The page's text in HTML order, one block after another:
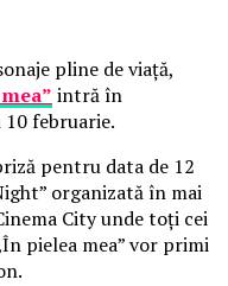
pline de viață,
intră în
februarie.
pentru data de 12
organizată în mai
City unde toți cei
pielea mea” vor primi